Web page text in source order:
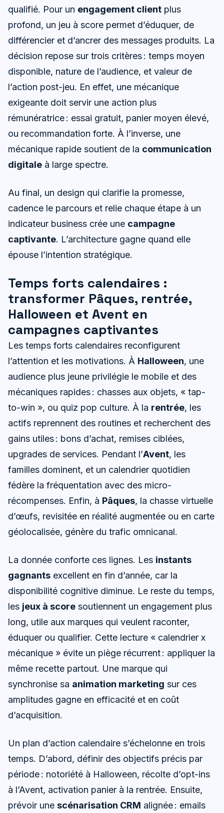
qualifié. Pour un engagement client plus
profond, un jeu à score permet d’éduquer, de
différencier et d’ancrer des messages produits. La
décision repose sur trois critères : temps moyen
disponible, nature de l’audience, et valeur de
l’action post-jeu. En effet, une mécanique
exigeante doit servir une action plus
rémunératrice : essai gratuit, panier moyen élevé,
ou recommandation forte. À l’inverse, une
mécanique rapide soutient de la communication
digitale à large spectre.
Au final, un design qui clarifie la promesse,
cadence le parcours et relie chaque étape à un
indicateur business crée une campagne
captivante. L’architecture gagne quand elle
épouse l’intention stratégique.
Temps forts calendaires :
transformer Pâques, rentrée,
Halloween et Avent en
campagnes captivantes
Les temps forts calendaires reconfigurent
l’attention et les motivations. À Halloween, une
audience plus jeune privilégie le mobile et des
mécaniques rapides : chasses aux objets, « tap-
to-win », ou quiz pop culture. À la rentrée, les
actifs reprennent des routines et recherchent des
gains utiles : bons d’achat, remises ciblées,
upgrades de services. Pendant l’Avent, les
familles dominent, et un calendrier quotidien
fédère la fréquentation avec des micro-
récompenses. Enfin, à Pâques, la chasse virtuelle
d’œufs, revisitée en réalité augmentée ou en carte
géolocalisée, génère du trafic omnicanal.
La donnée conforte ces lignes. Les instants
gagnants excellent en fin d’année, car la
disponibilité cognitive diminue. Le reste du temps,
les jeux à score soutiennent un engagement plus
long, utile aux marques qui veulent raconter,
éduquer ou qualifier. Cette lecture « calendrier x
mécanique » évite un piège récurrent : appliquer la
même recette partout. Une marque qui
synchronise sa animation marketing sur ces
amplitudes gagne en efficacité et en coût
d’acquisition.
Un plan d’action calendaire s’échelonne en trois
temps. D’abord, définir des objectifs précis par
période : notoriété à Halloween, récolte d’opt-ins
à l’Avent, activation panier à la rentrée. Ensuite,
prévoir une scénarisation CRM alignée : emails